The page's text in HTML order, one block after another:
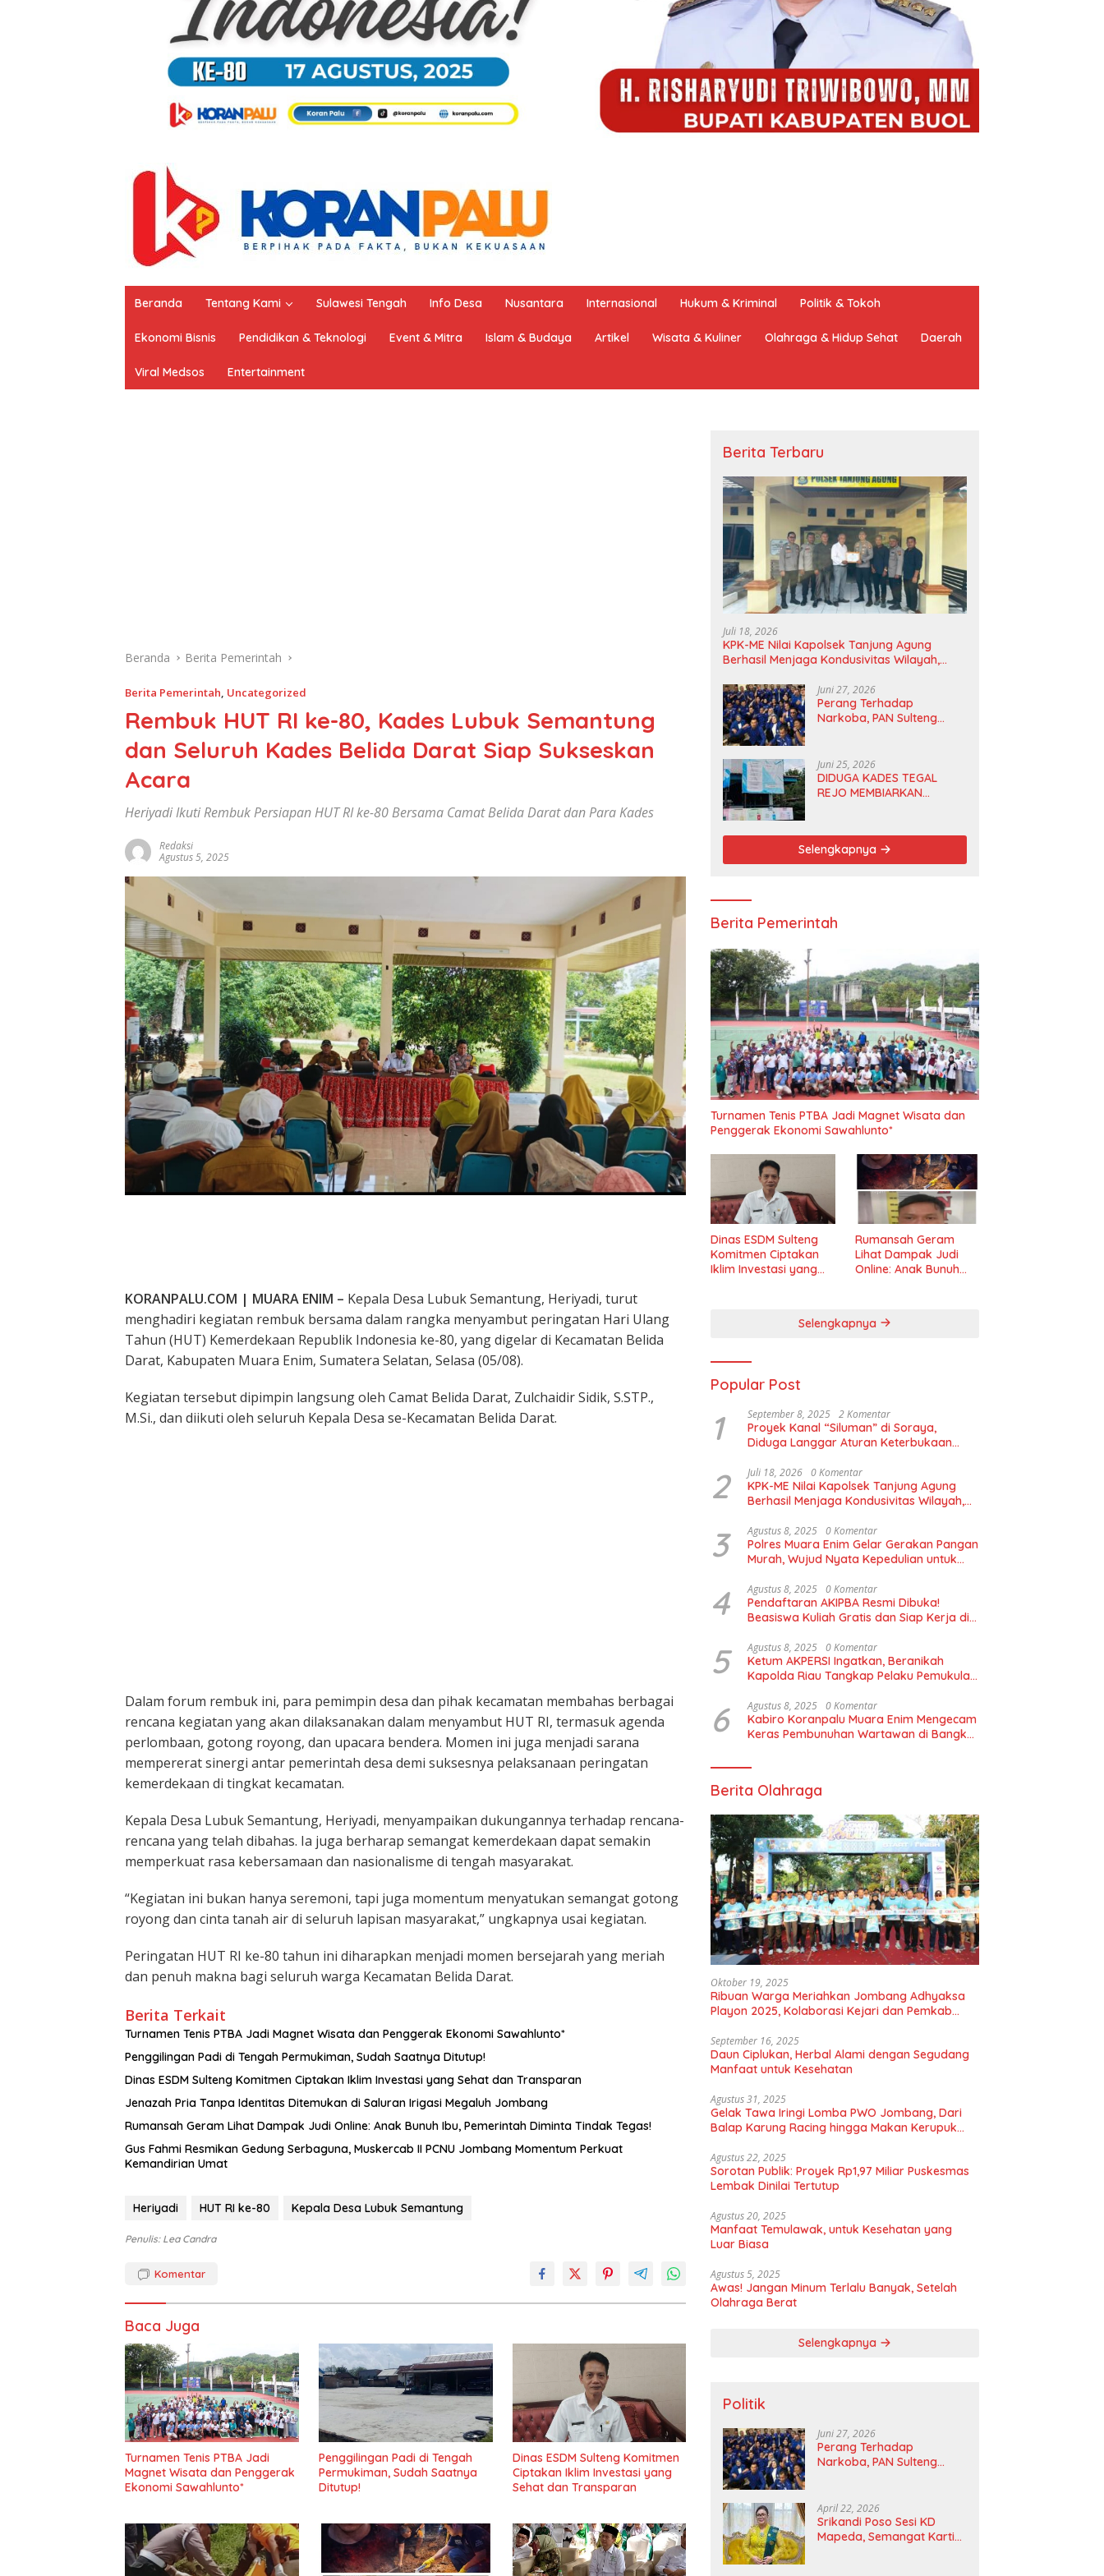
Beranda Tentang Kami Sulawesi Tengah Info Desa Nusantara Internasional Hukum & Kriminal Politik & Tokoh
Ekonomi Bisnis Pendidikan & Teknologi Event & Mitra Islam & Budaya Artikel Wisata & Kuliner Olahraga & Hidup Sehat Daerah
Viral Medsos Entertainment
Beranda Berita Pemerintah
Berita Pemerintah, Uncategorized
Rembuk HUT RI ke-80, Kades Lubuk Semantung
dan Seluruh Kades Belida Darat Siap Sukseskan
Acara
Heriyadi Ikuti Rembuk Persiapan HUT RI ke-80 Bersama Camat Belida Darat dan Para Kades
Redaksi
Agustus 5, 2025
KORANPALU.COM | MUARA ENIM – Kepala Desa Lubuk Semantung, Heriyadi, turut
menghadiri kegiatan rembuk bersama dalam rangka menyambut peringatan Hari Ulang
Tahun (HUT) Kemerdekaan Republik Indonesia ke-80, yang digelar di Kecamatan Belida
Darat, Kabupaten Muara Enim, Sumatera Selatan, Selasa (05/08).
Kegiatan tersebut dipimpin langsung oleh Camat Belida Darat, Zulchaidir Sidik, S.STP.,
M.Si., dan diikuti oleh seluruh Kepala Desa se-Kecamatan Belida Darat.
Dalam forum rembuk ini, para pemimpin desa dan pihak kecamatan membahas berbagai
rencana kegiatan yang akan dilaksanakan dalam menyambut HUT RI, termasuk agenda
perlombaan, gotong royong, dan upacara bendera. Momen ini juga menjadi sarana
mempererat sinergi antar pemerintah desa demi suksesnya pelaksanaan peringatan
kemerdekaan di tingkat kecamatan.
Kepala Desa Lubuk Semantung, Heriyadi, menyampaikan dukungannya terhadap rencana-
rencana yang telah dibahas. Ia juga berharap semangat kemerdekaan dapat semakin
memperkuat rasa kebersamaan dan nasionalisme di tengah masyarakat.
“Kegiatan ini bukan hanya seremoni, tapi juga momentum menyatukan semangat gotong
royong dan cinta tanah air di seluruh lapisan masyarakat,” ungkapnya usai kegiatan.
Peringatan HUT RI ke-80 tahun ini diharapkan menjadi momen bersejarah yang meriah
dan penuh makna bagi seluruh warga Kecamatan Belida Darat.
Berita Terkait
Turnamen Tenis PTBA Jadi Magnet Wisata dan Penggerak Ekonomi Sawahlunto*
Dinas ESDM Sulteng Komitmen Ciptakan Iklim Investasi yang Sehat dan Transparan
Jenazah Pria Tanpa Identitas Ditemukan di Saluran Irigasi Megaluh Jombang
Rumansah Geram Lihat Dampak Judi Online: Anak Bunuh Ibu, Pemerintah Diminta Tindak Tegas!
Gus Fahmi Resmikan Gedung Serbaguna, Muskercab II PCNU Jombang Momentum Perkuat
Kemandirian Umat
Heriyadi HUT RI ke-80 Kepala Desa Lubuk Semantung
Penulis: Lea Candra
Komentar
Baca Juga
Turnamen Tenis PTBA Jadi
Magnet Wisata dan Penggerak
Ekonomi Sawahlunto*
Penggilingan Padi di Tengah
Permukiman, Sudah Saatnya
Dinas ESDM Sulteng Komitmen
Ciptakan Iklim Investasi yang
Sehat dan Transparan
Berita Terbaru
Juli 18, 2026
KPK-ME Nilai Kapolsek Tanjung Agung
Berhasil Menjaga Kondusivitas Wilayah,
Langsung
Juni 27, 2026
Perang Terhadap
Narkoba, PAN Sulteng
DPD
Juni 25, 2026
DIDUGA KADES TEGAL
REJO MEMBIARKAN
Selengkapnya
Berita Pemerintah
Turnamen Tenis PTBA Jadi Magnet Wisata dan
Penggerak Ekonomi Sawahlunto*
Dinas ESDM Sulteng
Komitmen Ciptakan
Iklim Investasi yang
Rumansah Geram
Lihat Dampak Judi
Online: Anak Bunuh
Selengkapnya
Popular Post
1 September 8, 2025 2 Komentar
Proyek Kanal “Siluman” di Soraya,
Diduga Langgar Aturan Keterbukaan
2 Juli 18, 2026 0 Komentar
KPK-ME Nilai Kapolsek Tanjung Agung
Berhasil Menjaga Kondusivitas Wilayah,
Langsung
3 Agustus 8, 2025 0 Komentar
Polres Muara Enim Gelar Gerakan Pangan
Murah, Wujud Nyata Kepedulian untuk
4 Agustus 8, 2025 0 Komentar
Pendaftaran AKIPBA Resmi Dibuka!
Beasiswa Kuliah Gratis dan Siap Kerja di
5 Agustus 8, 2025 0 Komentar
Ketum AKPERSI Ingatkan, Beranikah
Kapolda Riau Tangkap Pelaku Pemukulan
Bensin Tabe Gadang Pekanbaru
6 Agustus 8, 2025 0 Komentar
Kabiro Koranpalu Muara Enim Mengecam
Keras Pembunuhan Wartawan di Bangka
Berita Olahraga
Oktober 19, 2025
Ribuan Warga Meriahkan Jombang Adhyaksa
Playon 2025, Kolaborasi Kejari dan Pemkab
September 16, 2025
Daun Ciplukan, Herbal Alami dengan Segudang
Manfaat untuk Kesehatan
Agustus 31, 2025
Gelak Tawa Iringi Lomba PWO Jombang, Dari
Balap Karung Racing hingga Makan Kerupuk
Agustus 22, 2025
Sorotan Publik: Proyek Rp1,97 Miliar Puskesmas
Lembak Dinilai Tertutup
Agustus 20, 2025
Manfaat Temulawak, untuk Kesehatan yang
Luar Biasa
Agustus 5, 2025
Awas! Jangan Minum Terlalu Banyak, Setelah
Olahraga Berat
Selengkapnya
Politik
Juni 27, 2026
Perang Terhadap
Narkoba, PAN Sulteng
DPD
April 22, 2026
Srikandi Poso Sesi KD
Mapeda, Semangat Kartini